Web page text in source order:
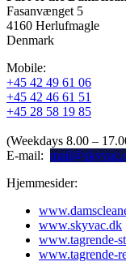
Fasanvænget 5
4160 Herlufmagle
Denmark
Mobile:
+45 42 49 61 06
+45 42 46 61 51
+45 28 58 19 85
(Weekdays 8.00 –
E-mail:
Hjemmesider:
www.skyvac.dk
www.tagrende-
www.tagrende-